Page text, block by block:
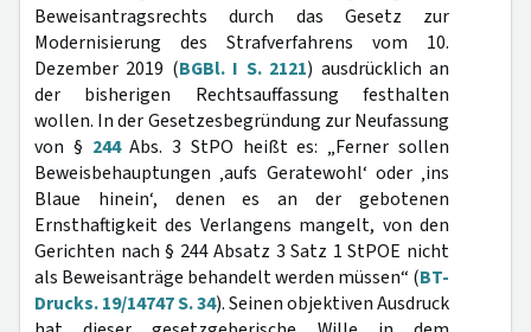
Beweisantragsrechts durch das Gesetz zur
Modernisierung des Strafverfahrens vom 10.
Dezember 2019 (BGBl. I S. 2121) ausdrücklich an
der bisherigen Rechtsauffassung festhalten
wollen. In der Gesetzesbegründung zur Neufassung
von § 244Abs. 3 StPO heißt es: „Ferner sollen
Beweisbehauptungen ‚aufs Geratewohl‘ oder ‚ins
Blaue hinein‘, denen es an der gebotenen
Ernsthaftigkeit des Verlangens mangelt, von den
Gerichten nach § 244 Absatz 3 Satz 1 StPOE nicht
als Beweisanträge behandelt werden müssen“ (BT-
Drucks. 19/14747 S. 34). Seinen objektiven Ausdruck